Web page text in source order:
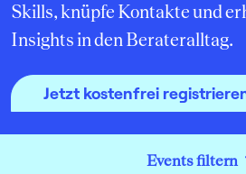
Skills, knüpfe Kontakte und
Insights in den Berateralltag.
Jetzt kostenfrei
Events filtern